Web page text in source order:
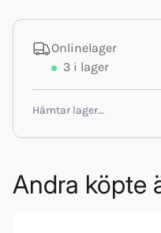
Onlinelager
3 i lager
Hämtar lager…
Andra köpte